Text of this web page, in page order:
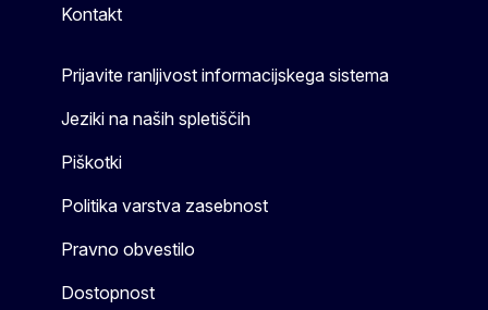
Kontakt
Prijavite ranljivost informacijskega sistema
Jeziki na naših spletiščih
Piškotki
Politika varstva zasebnost
Pravno obvestilo
Dostopnost